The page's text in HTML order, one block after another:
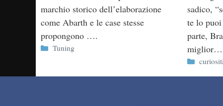
marchio storico dell’elaborazione
come Abarth e le case stesse
propongono ….
Categorie
Tuning
sadico,
te lo
parte,
miglior…